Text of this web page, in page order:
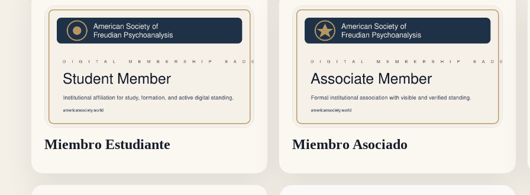
Miembro Estudiante Miembro Asociado